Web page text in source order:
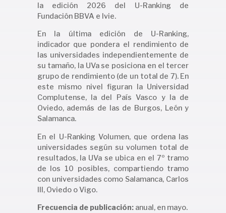
la edición 2026 del U-Ranking de
Fundación BBVA e Ivie.
En la última edición de U-Ranking,
indicador que pondera el rendimiento de
las universidades independientemente de
su tamaño, la UVa se posiciona en el tercer
grupo de rendimiento (de un total de 7). En
este mismo nivel figuran la Universidad
Complutense, la del País Vasco y la de
Oviedo, además de las de Burgos, León y
Salamanca.
En el U-Ranking Volumen, que ordena las
universidades según su volumen total de
resultados, la UVa se ubica en el 7º tramo
de los 10 posibles, compartiendo tramo
con universidades como Salamanca, Carlos
III, Oviedo o Vigo.
Frecuencia de publicación:anual, en mayo.